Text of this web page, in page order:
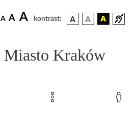
A A A kontrast:
Miasto Kraków